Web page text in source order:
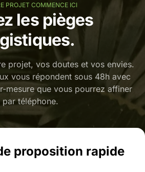
PROJET COMMENCE ICI
les pièges
projet, vos doutes et vos envies.
vous répondent sous 48h avec
mesure que vous pourrez affiner
par téléphone.
proposition rapide